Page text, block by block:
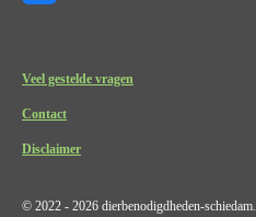
a
o
Veel gestelde vragen
Contact
Disclaimer
© 2022 - 2026 dierbenodigdheden-schiedam.